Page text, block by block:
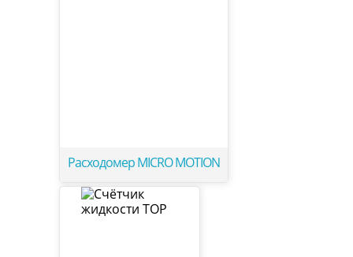
Расходомер MICRO MOTION